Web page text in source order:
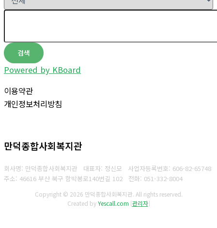
검색
Powered by KBoard
이용약관
개인정보처리방침
만덕종합사회복지관
회사명: 만덕종합사회복지관 대표자: 정신모 사업자등록번호: 606-82-65748
주소: 46616 부산 북구 함박봉로140번길 102 전화: 051-332-8004
Copyright © 2026 만덕종합사회복지관. All rights reserved.
Created byYescall.com [관리자]